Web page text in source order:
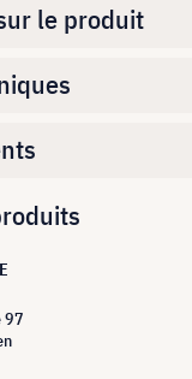
le produit
97